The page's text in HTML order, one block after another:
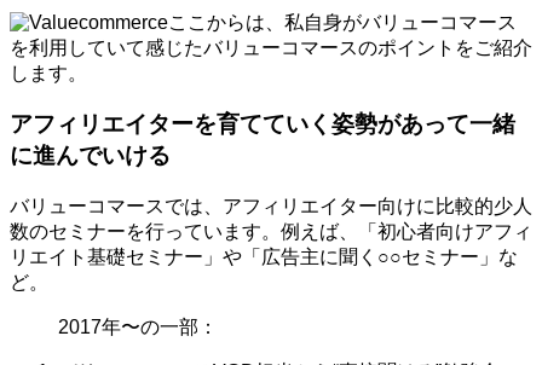
ここからは、私自身がバリューコマース
を利用していて感じたバリューコマースのポイントをご紹介
します。
アフィリエイターを育てていく姿勢があって一緒
に進んでいける
バリューコマースでは、アフィリエイター向けに比較的少人
数のセミナーを行っています。例えば、「初心者向けアフィ
リエイト基礎セミナー」や「広告主に聞く○○セミナー」な
ど。
2017年〜の一部：